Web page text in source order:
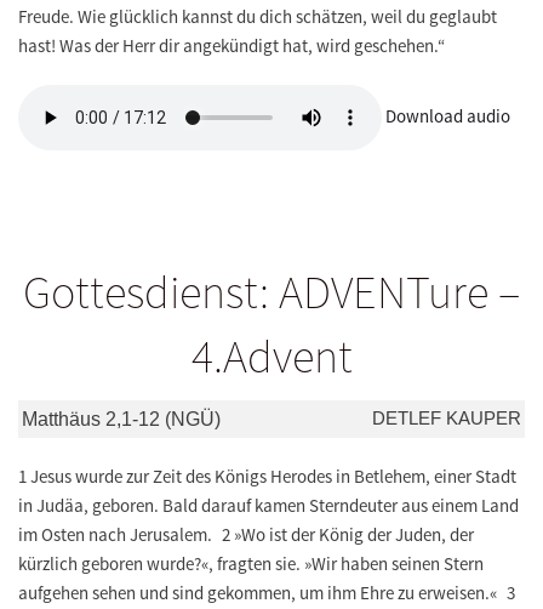
Freude. Wie glücklich kannst du dich schätzen, weil du geglaubt
hast! Was der Herr dir angekündigt hat, wird geschehen.“
Download audio
Gottesdienst: ADVENTure –
4.Advent
Matthäus 2,1-12 (NGÜ) DETLEF KAUPER
1 Jesus wurde zur Zeit des Königs Herodes in Betlehem, einer Stadt
in Judäa, geboren. Bald darauf kamen Sterndeuter aus einem Land
im Osten nach Jerusalem. 2 »Wo ist der König der Juden, der
kürzlich geboren wurde?«, fragten sie. »Wir haben seinen Stern
aufgehen sehen und sind gekommen, um ihm Ehre zu erweisen.« 3